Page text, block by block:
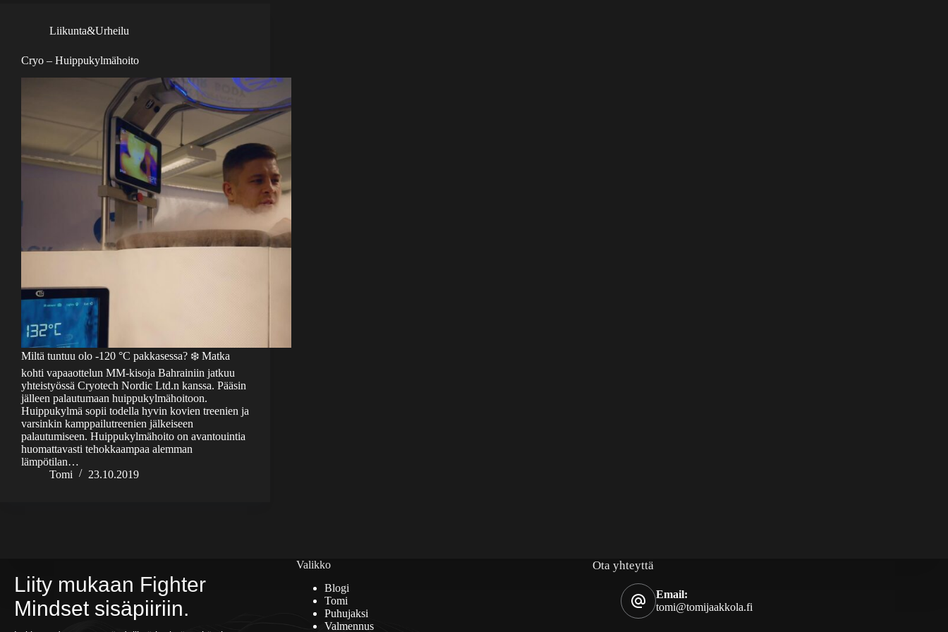
Liikunta&Urheilu
Cryo – Huippukylmähoito
Miltä tuntuu olo -120 °C pakkasessa? ❄️ Matka
kohti vapaaottelun MM-kisoja Bahrainiin jatkuu
yhteistyössä Cryotech Nordic Ltd.n kanssa. Pääsin
jälleen palautumaan huippukylmähoitoon.
Huippukylmä sopii todella hyvin kovien treenien ja
varsinkin kamppailutreenien jälkeiseen
palautumiseen. Huippukylmähoito on avantouintia
huomattavasti tehokkaampaa alemman
lämpötilan…
Tomi
23.10.2019
Liity mukaan Fighter
Mindset sisäpiiriin.
Valikko
Blogi
Tomi
Puhujaksi
Valmennus
Ota yhteyttä
Email:
tomi@tomijaakkola.fi